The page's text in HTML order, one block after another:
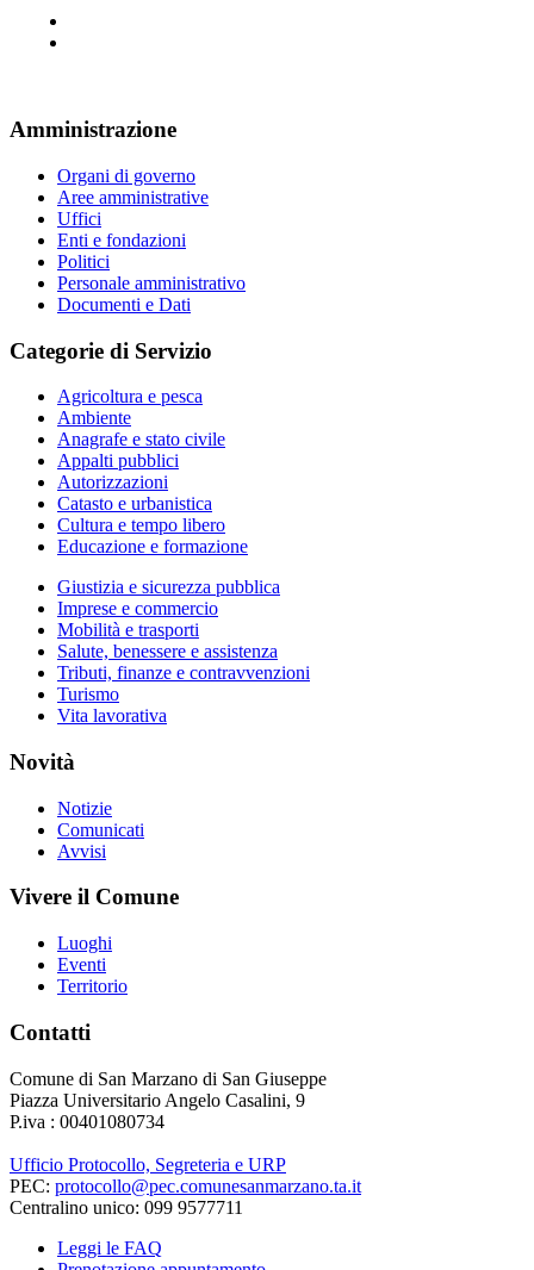
Amministrazione
Organi di governo
Aree amministrative
Uffici
Enti e fondazioni
Politici
Personale amministrativo
Documenti e Dati
Categorie di Servizio
Agricoltura e pesca
Ambiente
Anagrafe e stato civile
Appalti pubblici
Autorizzazioni
Catasto e urbanistica
Cultura e tempo libero
Educazione e formazione
Giustizia e sicurezza pubblica
Imprese e commercio
Mobilità e trasporti
Salute, benessere e assistenza
Tributi, finanze e contravvenzioni
Turismo
Vita lavorativa
Novità
Notizie
Comunicati
Avvisi
Vivere il Comune
Luoghi
Eventi
Territorio
Contatti
Comune di San Marzano di San Giuseppe
Piazza Universitario Angelo Casalini, 9
P.iva : 00401080734
Ufficio Protocollo, Segreteria e URP
PEC: protocollo@pec.comunesanmarzano.ta.it
Centralino unico: 099 9577711
Leggi le FAQ